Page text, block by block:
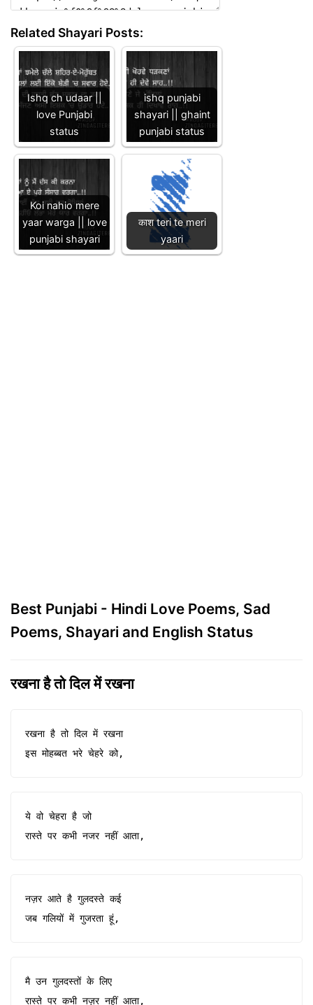
Related Shayari Posts:
Ishq ch udaar ||
love Punjabi
status
ishq punjabi
shayari || ghaint
punjabi status
Koi nahio mere
yaar warga || love
punjabi shayari
काश teri te meri
yaari
Best Punjabi - Hindi Love Poems, Sad
Poems, Shayari and English Status
रखना है तो दिल में रखना
रखना है तो दिल में रखना
इस मोहब्बत भरे चेहरे को,
ये वो चेहरा है जो
रास्ते पर कभी नजर नहीं आता,
नज़र आते है गुलदस्ते कई
जब गलियों में गुजरता हूं,
मै उन गुलदस्तों के लिए
रास्ते पर कभी नज़र नहीं आता,